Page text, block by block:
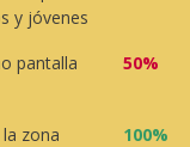
y jóvenes
pantalla
50%
zona
100%